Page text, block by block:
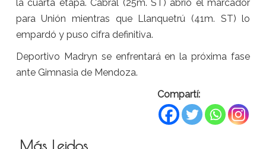
la cuarta etapa. Cabral (25m. ST) abrió el marcador
para Unión mientras que Llanquetrú (41m. ST) lo
empardó y puso cifra definitiva.
Deportivo Madryn se enfrentará en la próxima fase
ante Gimnasia de Mendoza.
Compartí:
Más Leidos